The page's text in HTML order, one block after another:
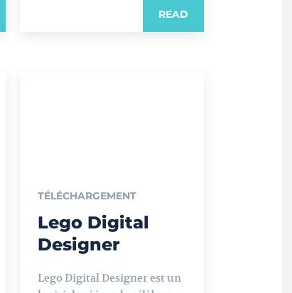
READ
TÉLÉCHARGEMENT
Lego Digital
Designer
Lego Digital Designer est un